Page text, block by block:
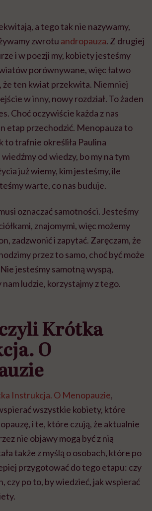
a tego tak nie nazywamy,
zwrotu andropauza. Z drugiej
i w poezji my, kobiety jesteśmy
porównywane, więc łatwo
że ten kwiat przekwita. Niemniej
w inny, nowy rozdział. To żaden
Choć oczywiście każda z nas
etap przechodzić. Menopauza to
to trafnie określiła Paulina
wiedźmy od wiedzy, bo my na tym
już wiemy, kim jesteśmy, ile
warte, co nas buduje.
oznaczać samotności. Jesteśmy
znajomymi, więc możemy
zadzwonić i zapytać. Zaręczam, że
przez to samo, choć być może
jesteśmy samotną wyspą,
nam ludzie, korzystajmy z tego.
Krótka
O
Instrukcja. O Menopauzie,
wszystkie kobiety, które
i te, które czują, że aktualnie
nie objawy mogą być z nią
także z myślą o osobach, które po
przygotować do tego etapu: czy
czy po to, by wiedzieć, jak wspierać